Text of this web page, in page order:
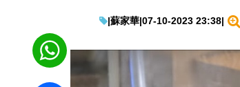
|蘇家華|07-10-2023 23:38|